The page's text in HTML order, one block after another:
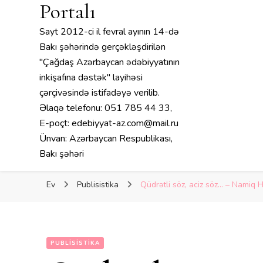
Portalı
Sayt 2012-ci il fevral ayının 14-də
Bakı şəhərində gerçəkləşdirilən
"Çağdaş Azərbaycan ədəbiyyatının
inkişafına dəstək" layihəsi
çərçivəsində istifadəyə verilib.
Əlaqə telefonu: 051 785 44 33,
E-poçt: edebiyyat-az.com@mail.ru
Ünvan: Azərbaycan Respublikası,
Bakı şəhəri
Ev Publisistika Qüdrətli söz, aciz söz… – Namiq
PUBLISISTIKA